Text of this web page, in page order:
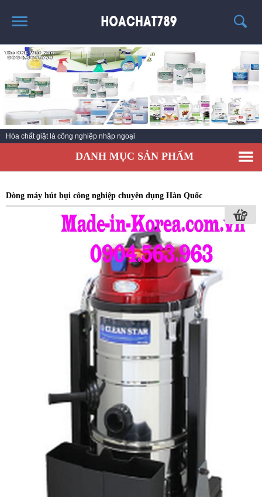
TRANG CHỦ
SẢN PHẨM HÓT
THÔNG TIN VỀ HÓA CHẤT
TIN TỨC
SẢN PHẨM
Hóa chất giặt là công nghiệp nhập ngoại
DANH MỤC SẢN PHẨM
Dòng máy hút bụi công nghiệp chuyên dụng Hàn Quốc